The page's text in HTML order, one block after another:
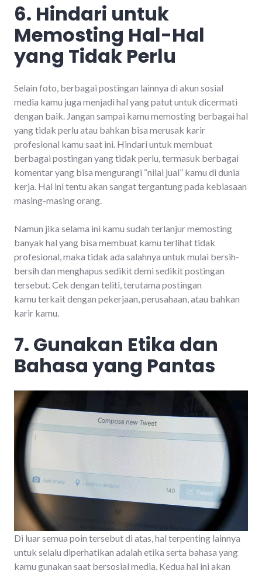
6. Hindari untuk
Memosting Hal-Hal
yang Tidak Perlu
Selain foto, berbagai postingan lainnya di akun sosial
media kamu juga menjadi hal yang patut untuk dicermati
dengan baik. Jangan sampai kamu memosting berbagai hal
yang tidak perlu atau bahkan bisa merusak karir
profesional kamu saat ini. Hindari untuk membuat
berbagai postingan yang tidak perlu, termasuk berbagai
komentar yang bisa mengurangi “nilai jual” kamu di dunia
kerja. Hal ini tentu akan sangat tergantung pada kebiasaan
masing-masing orang.
Namun jika selama ini kamu sudah terlanjur memosting
banyak hal yang bisa membuat kamu terlihat tidak
profesional, maka tidak ada salahnya untuk mulai bersih-
bersih dan menghapus sedikit demi sedikit postingan
tersebut. Cek dengan teliti, terutama postingan
kamu terkait dengan pekerjaan, perusahaan, atau bahkan
karir kamu.
7. Gunakan Etika dan
Bahasa yang Pantas
Di luar semua poin tersebut di atas, hal terpenting lainnya
untuk selalu diperhatikan adalah etika serta bahasa yang
kamu gunakan saat bersosial media. Kedua hal ini akan